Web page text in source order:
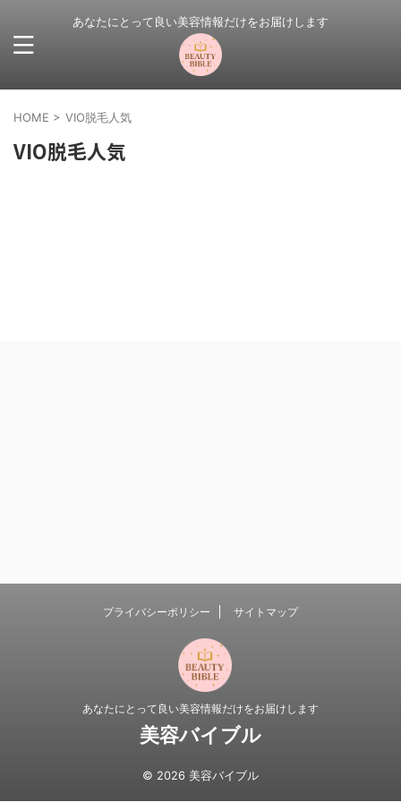
あなたにとって良い美容情報だけをお届けします
HOME > VIO脱毛人気
VIO脱毛人気
プライバシーポリシー サイトマップ
あなたにとって良い美容情報だけをお届けします
美容バイブル
© 2026 美容バイブル